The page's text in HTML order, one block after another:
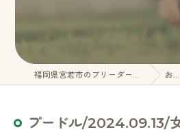
福岡県宮若市のブリーダーならドッグハウスRASA お知らせ
プードル/2024.09.13/